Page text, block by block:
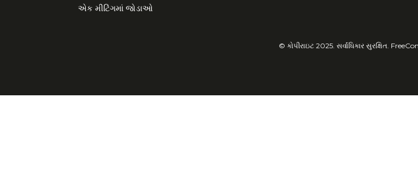
એક મીટિંગમાં જોડાઓ
© કોપીરાઇટ 2025. સર્વાધિકાર સુરક્ષિત.